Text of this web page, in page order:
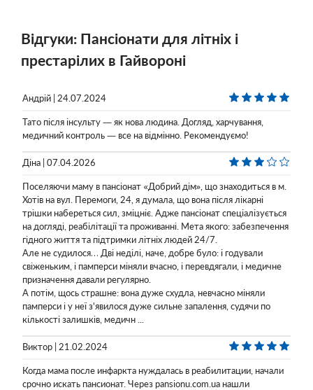
Відгуки: Пансіонати для літніх і
престарілих в Гайвороні
Андрій | 24.07.2024
Тато після інсульту — як нова людина. Догляд, харчування,
медичний контроль — все на відмінно. Рекомендуємо!
Діна | 07.04.2026
Поселяючи маму в пансіонат «Добрий дім», що знаходиться в м.
Хотів на вул. Перемоги, 24, я думала, що вона після лікарні
трішки набереться сил, зміцніє. Адже пансіонат спеціалізується
на догляді, реабілітації та проживанні. Мета якого: забезпечення
гідного життя та підтримки літніх людей 24/7.
Але не судилося… Дві неділі, наче, добре було: і годували
свіженьким, і памперси міняли вчасно, і перевдягали, і медичне
призначення давали регулярно.
А потім, щось страшне: вона дуже схудла, невчасно міняли
памперси і у неї з'явилося дуже сильне запалення, судячи по
кількості залишків, медичн ...
Виктор | 21.02.2024
Когда мама после инфаркта нуждалась в реабилитации, начали
срочно искать пансионат. Через pansionu.com.ua нашли